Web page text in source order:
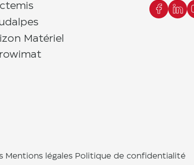
Politique de confidentialité
Mentions légales
Matériel